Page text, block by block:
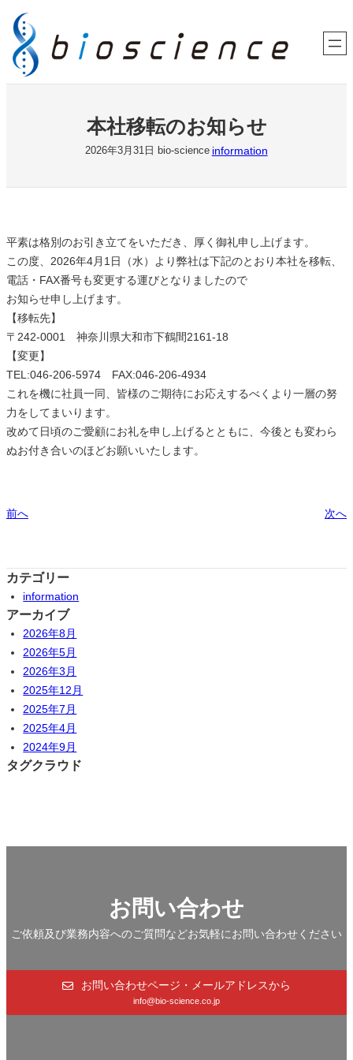
容
を
本社移転のお知らせ
2026年3月31日 bio-science information
平素は格別のお引き立てをいただき、厚く御礼申し上げます。
この度、2026年4月1日（水）より弊社は下記のとおり本社を移転、
電話・FAX番号も変更する運びとなりましたので
お知らせ申し上げます。
【移転先】
〒242-0001 神奈川県大和市下鶴間2161-18
【変更】
TEL:046-206-5974 FAX:046-206-4934
これを機に社員一同、皆様のご期待にお応えするべくより一層の努
力をしてまいります。
改めて日頃のご愛顧にお礼を申し上げるとともに、今後とも変わら
ぬお付き合いのほどお願いいたします。
前へ 次へ
カテゴリー
information
アーカイブ
2026年8月
2026年5月
2026年3月
2025年12月
2025年7月
2025年4月
2024年9月
タグクラウド
お問い合わせ
ご依頼及び業務内容へのご質問などお気軽にお問い合わせください
お問い合わせページ・メールアドレスから
info@bio-science.co.jp